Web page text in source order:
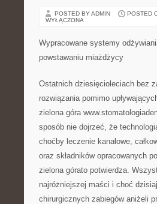
POSTED BY ADMIN POSTED
WYŁĄCZONA
Wypracowane systemy
powstawaniu miażdżycy
Ostatnich dziesięcioleciach bez
rozwiązania pomimo
zielona góra
sposób nie dojrzeć, że
choćby leczenie kanałowe,
oraz składników opracowanych
zielona górato potwierdza.
najróżniejszej maści i choć
chirurgicznych zabiegów aniżeli